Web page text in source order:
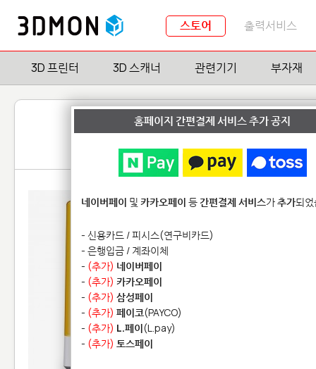
스토어 출력서비스
3D 프린터 3D 스캐너 관련기기 부자재
홈페이지 간편결제 서비스 추가 공지
네이버페이 및 카카오페이 등간편결제 서비스가추가되
- 신용카드 / 피시스(연구비카드)
- 은행입금 / 계좌이체
- (추가) 네이버페이
- (추가) 카카오페이
- (추가) 삼성페이
- (추가) 페이코(PAYCO)
- (추가) L.페이(L.pay)
- (추가) 토스페이